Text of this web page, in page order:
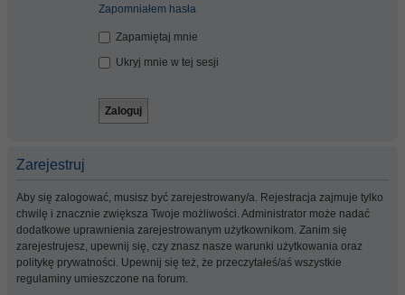
Zapomniałem hasła
Zapamiętaj mnie
Ukryj mnie w tej sesji
Zarejestruj
Aby się zalogować, musisz być zarejestrowany/a. Rejestracja zajmuje tylko
chwilę i znacznie zwiększa Twoje możliwości. Administrator może nadać
dodatkowe uprawnienia zarejestrowanym użytkownikom. Zanim się
zarejestrujesz, upewnij się, czy znasz nasze warunki użytkowania oraz
politykę prywatności. Upewnij się też, że przeczytałeś/aś wszystkie
regulaminy umieszczone na forum.